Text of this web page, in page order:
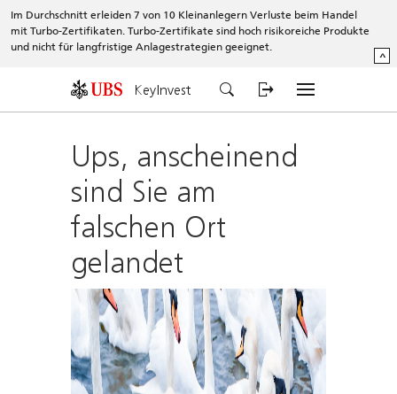
Im Durchschnitt erleiden 7 von 10 Kleinanlegern Verluste beim Handel
mit Turbo-Zertifikaten. Turbo-Zertifikate sind hoch risikoreiche Produkte
und nicht für langfristige Anlagestrategien geeignet.
^
KeyInvest
Ups, anscheinend
sind Sie am
falschen Ort
gelandet